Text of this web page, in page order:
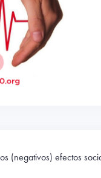
(negativos) efectos